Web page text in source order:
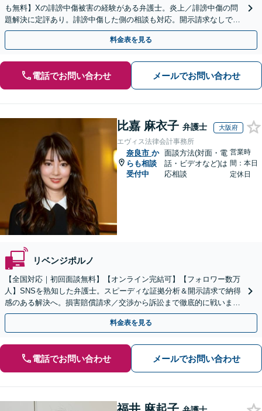
も無料】Xの誹謗中傷被害の経験がある弁護士。炎上／誹謗中傷の問
題解決に定評あり。誹謗中傷した側の相談も対応。開示請求なしで本
人の特定ができる場合もあり。
料金表を見る
電話でお問い合わせ メールでお問い合わせ
比嘉 麻衣子 弁護士 大阪府
エヴィス法律会計事務所
奈良市 か
らも相談
受付中
面談方法(対面・電
話・ビデオなど)は
応相談
営業時
間：本日
定休日
リベンジポルノ
【全国対応｜初回面談無料】【オンライン完結可】【フォロワー数万
人】SNSを熟知した弁護士。スピーディな証拠分析＆開示請求で納得
感のある解決へ。損害賠償請求／交渉から訴訟まで徹底的に戦いま
す。意見照会書が届いた方もご相談ください【休日対応】
料金表を見る
電話でお問い合わせ メールでお問い合わせ